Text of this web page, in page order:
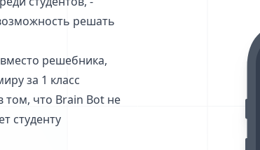
решать
решебника,
за 1 класс
том, что Brain Bot не
студенту